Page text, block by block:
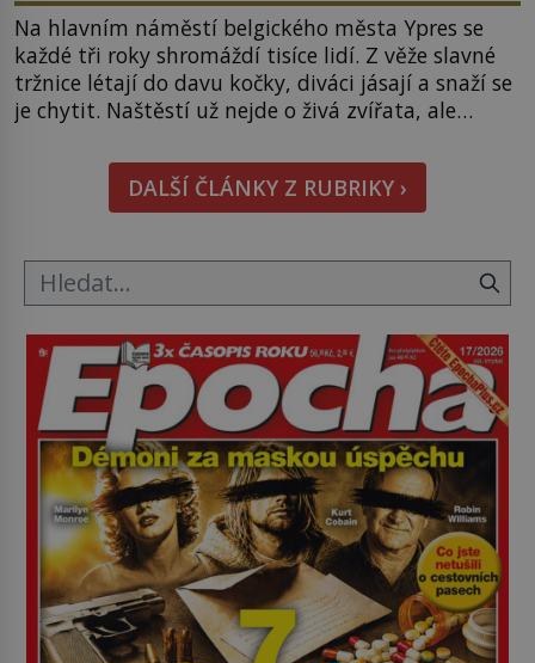
Na hlavním náměstí belgického města Ypres se
každé tři roky shromáždí tisíce lidí. Z věže slavné
tržnice létají do davu kočky, diváci jásají a snaží se
je chytit. Naštěstí už nejde o živá zvířata, ale
Tato veselá podívaná připomíná jeden z
nejpodivnějších a zároveň nejkrutějších zvyků […]
DALŠÍ ČLÁNKY Z RUBRIKY ›